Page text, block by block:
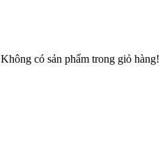
Không có sản phẩm trong giỏ hàng!